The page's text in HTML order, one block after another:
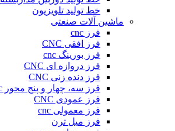
خط تولید تلویزیون
ماشین آلات صنعتی
فرز cnc
فرز افقی CNC
فرز بورینگ cnc
فرز دروازه ای CNC
فرز دنده زنی CNC
فرز سه، چهار و پنج محور cnc
فرز عمودی CNC
فرز معمولی cnc
فرز میل ترن